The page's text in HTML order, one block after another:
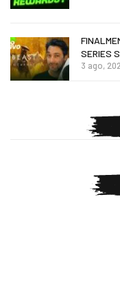
SERIES S
3 ago,